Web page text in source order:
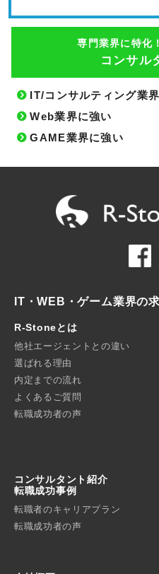
専門業界に特化
コンサル
IT/コンサルティング業
Web業界に強い
GAME業界に強い
IT・WEB・ゲーム業界の
R-Stoneとは
他社エージェントとの違い
選ばれる理由
内定までの流れ
よくあるご質問
転職成功者の声
コンサルタント紹介
転職成功事例
転職者のキャリアプラン
転職成功者の声